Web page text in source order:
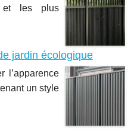
et les plus
jardin écologique
l’apparence
un style